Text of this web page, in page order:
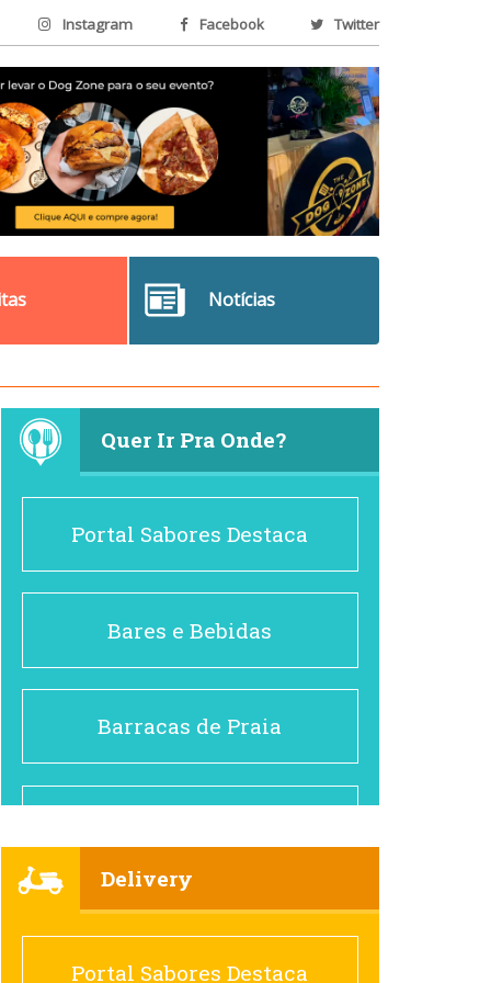
Instagram Facebook Twitter
Notícias
Quer Ir Pra Onde?
Portal Sabores Destaca
Bares e Bebidas
Barracas de Praia
Cafés
Delivery
Portal Sabores Destaca